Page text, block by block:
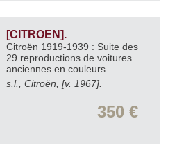
[CITROEN].
Citroën 1919-1939 : Suite des
29 reproductions de voitures
anciennes en couleurs.
s.l., Citroën, [v. 1967].
350 €